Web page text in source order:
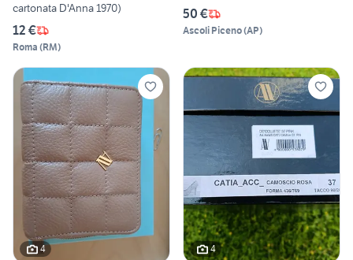
cartonata D'Anna 1970)
12 €
Roma (RM)
50 €
Ascoli Piceno(AP)
4 4